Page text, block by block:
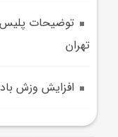
توضيحات پليس
تهران
افزايش وزش